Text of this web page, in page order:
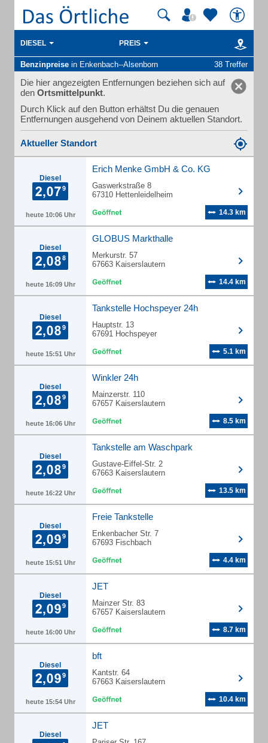
DIESEL PREIS
Benzinpreise in Enkenbach--Alsenborn 38 Treffer
Die hier angezeigten Entfernungen beziehen sich auf
den Ortsmittelpunkt.
Durch Klick auf den Button erhältst Du die genauen
Entfernungen ausgehend von Deinem aktuellen Standort.
Aktueller Standort
Diesel
heute 10:06 Uhr
Erich Menke GmbH & Co. KG
Gaswerkstraße 8
67310 Hettenleidelheim
14.3 km
Diesel
heute 16:09 Uhr
GLOBUS Markthalle
Merkurstr. 57
67663 Kaiserslautern
14.4 km
Diesel
heute 15:51 Uhr
Tankstelle Hochspeyer 24h
Hauptstr. 13
67691 Hochspeyer
5.1 km
Diesel
heute 16:06 Uhr
Winkler 24h
Mainzerstr. 110
67657 Kaiserslautern
8.5 km
Diesel
heute 16:22 Uhr
Tankstelle am Waschpark
Gustave-Eiffel-Str. 2
67663 Kaiserslautern
13.5 km
Diesel
heute 15:51 Uhr
Freie Tankstelle
Enkenbacher Str. 7
67693 Fischbach
4.4 km
Diesel
heute 16:00 Uhr
JET
Mainzer Str. 83
67657 Kaiserslautern
8.7 km
Diesel
heute 15:54 Uhr
bft
Kantstr. 64
67663 Kaiserslautern
10.4 km
Diesel
JET